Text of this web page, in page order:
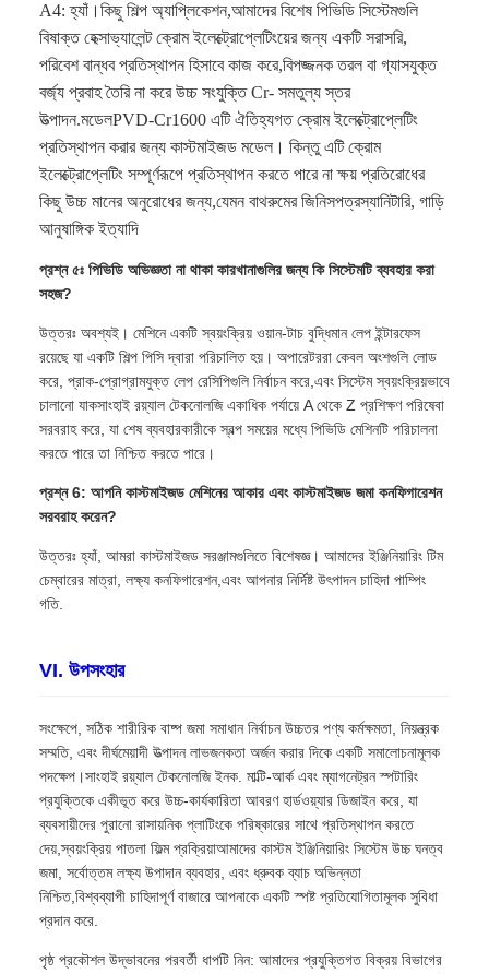
A4: হ্যাঁ। কিছু শিল্প অ্যাপ্লিকেশন,আমাদের বিশেষ পিভিডি সিস্টেমগুলি
বিষাক্ত হেক্সাভ্যালেন্ট ক্রোম ইলেক্ট্রোপ্লেটিংয়ের জন্য একটি সরাসরি,
পরিবেশ বান্ধব প্রতিস্থাপন হিসাবে কাজ করে,বিপজ্জনক তরল বা গ্যাসযুক্ত
বর্জ্য প্রবাহ তৈরি না করে উচ্চ সংযুক্তি Cr- সমতুল্য স্তর
উত্পাদন.মডেলPVD-Cr1600 এটি ঐতিহ্যগত ক্রোম ইলেক্ট্রোপ্লেটিং
প্রতিস্থাপন করার জন্য কাস্টমাইজড মডেল। কিন্তু এটি ক্রোম
ইলেক্ট্রোপ্লেটিং সম্পূর্ণরূপে প্রতিস্থাপন করতে পারে না ক্ষয় প্রতিরোধের
কিছু উচ্চ মানের অনুরোধের জন্য,যেমন বাথরুমের জিনিসপত্রস্যানিটারি, গাড়ি
আনুষাঙ্গিক ইত্যাদি
প্রশ্ন ৫ঃ পিভিডি অভিজ্ঞতা না থাকা কারখানাগুলির জন্য কি সিস্টেমটি ব্যবহার করা
সহজ?
উত্তরঃ অবশ্যই। মেশিনে একটি স্বয়ংক্রিয় ওয়ান-টাচ বুদ্ধিমান লেপ ইন্টারফেস
রয়েছে যা একটি শিল্প পিসি দ্বারা পরিচালিত হয়। অপারেটররা কেবল অংশগুলি লোড
করে, প্রাক-প্রোগ্রামযুক্ত লেপ রেসিপিগুলি নির্বাচন করে,এবং সিস্টেম স্বয়ংক্রিয়ভাবে
চালানো যাকসাংহাই রয়্যাল টেকনোলজি একাধিক পর্যায়ে A থেকে Z প্রশিক্ষণ পরিষেবা
সরবরাহ করে, যা শেষ ব্যবহারকারীকে স্বল্প সময়ের মধ্যে পিভিডি মেশিনটি পরিচালনা
করতে পারে তা নিশ্চিত করতে পারে।
প্রশ্ন 6: আপনি কাস্টমাইজড মেশিনের আকার এবং কাস্টমাইজড জমা কনফিগারেশন
সরবরাহ করেন?
উত্তরঃ হ্যাঁ, আমরা কাস্টমাইজড সরঞ্জামগুলিতে বিশেষজ্ঞ। আমাদের ইঞ্জিনিয়ারিং টিম
চেম্বারের মাত্রা, লক্ষ্য কনফিগারেশন,এবং আপনার নির্দিষ্ট উৎপাদন চাহিদা পাম্পিং
গতি.
VI. উপসংহার
সংক্ষেপে, সঠিক শারীরিক বাষ্প জমা সমাধান নির্বাচন উচ্চতর পণ্য কর্মক্ষমতা, নিয়ন্ত্রক
সম্মতি, এবং দীর্ঘমেয়াদী উত্পাদন লাভজনকতা অর্জন করার দিকে একটি সমালোচনামূলক
পদক্ষেপ।সাংহাই রয়্যাল টেকনোলজি ইনক. মাল্টি-আর্ক এবং ম্যাগনেট্রন স্পটারিং
প্রযুক্তিকে একীভূত করে উচ্চ-কার্যকারিতা আবরণ হার্ডওয়্যার ডিজাইন করে, যা
ব্যবসায়ীদের পুরানো রাসায়নিক প্লাটিংকে পরিষ্কারের সাথে প্রতিস্থাপন করতে
দেয়,স্বয়ংক্রিয় পাতলা ফিল্ম প্রক্রিয়াআমাদের কাস্টম ইঞ্জিনিয়ারিং সিস্টেম উচ্চ ঘনত্ব
জমা, সর্বোত্তম লক্ষ্য উপাদান ব্যবহার, এবং ধ্রুবক ব্যাচ অভিন্নতা
নিশ্চিত,বিশ্বব্যাপী চাহিদাপূর্ণ বাজারে আপনাকে একটি স্পষ্ট প্রতিযোগিতামূলক সুবিধা
প্রদান করে.
পৃষ্ঠ প্রকৌশল উদ্ভাবনের পরবর্তী ধাপটি নিন: আমাদের প্রযুক্তিগত বিক্রয় বিভাগের